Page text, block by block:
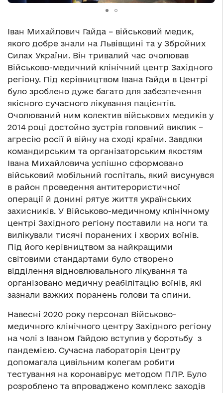
Іван Михайлович Гайда – військовий медик,
якого добре знали на Львівщині та у Збройних
Силах України. Він тривалий час очолював
Військово-медичний клінічний центр Західного
регіону. Під керівництвом Івана Гайди в Центрі
було зроблено дуже багато для забезпечення
якісного сучасного лікування пацієнтів.
Очолюваний ним колектив військових медиків у
2014 році достойно зустрів головний виклик –
агресію росії й війну на сході країни. Завдяки
командирським та організаторським якостям
Івана Михайловича успішно сформовано
військовий мобільний госпіталь, який висунувся
в район проведення антитерористичної
операції й донині рятує життя українських
захисників. У Військово-медичному клінічному
центрі Західного регіону поставили на ноги та
вилікували тисячі поранених і хворих воїнів.
Під його керівництвом за найкращими
світовими стандартами було створено
відділення відновлювального лікування та
організовано медичну реабілітацію воїнів, які
зазнали важких поранень голови та спини.
Навесні 2020 року персонал Військово-
медичного клінічного центру Західного регіону
на чолі з Іваном Гайдою вступив у боротьбу з
пандемією. Сучасна лабораторія Центру
допомагала цивільним колегам робити
тестування на коронавірус методом ПЛР. Було
розроблено та впроваджено комплекс заходів